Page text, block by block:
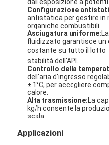
dall'esposizione a
Configurazione
antistatica per gestire in
organiche combustibili.
Asciugatura uniforme:
fluidizzato garantisce un
costante su tutto il lotto
stabilità dell'API.
Controllo della
dell'aria d'ingresso
± 1°C, per accogliere
calore.
Alta trasmissione:La
kg/h consente la
scala.
Applicazioni